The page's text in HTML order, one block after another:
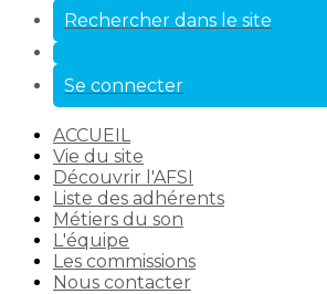
Rechercher dans le site
Se connecter
ACCUEIL
Vie du site
Découvrir l'AFSI
Liste des adhérents
Métiers du son
L'équipe
Les commissions
Nous contacter